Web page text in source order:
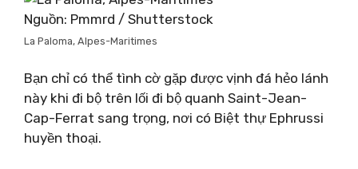
Nguồn: Pmmrd / Shutterstock
La Paloma, Alpes-Maritimes
Bạn chỉ có thể tình cờ gặp được vịnh đá hẻo lánh
này khi đi bộ trên lối đi bộ quanh Saint-Jean-
Cap-Ferrat sang trọng, nơi có Biệt thự Ephrussi
huyền thoại.